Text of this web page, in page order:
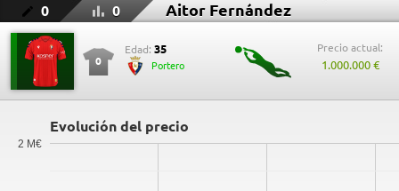
0 0 Aitor Fernández
0
Edad: 35
Portero
Precio actual:
1.000.000 €
Evolución del precio
2 M€